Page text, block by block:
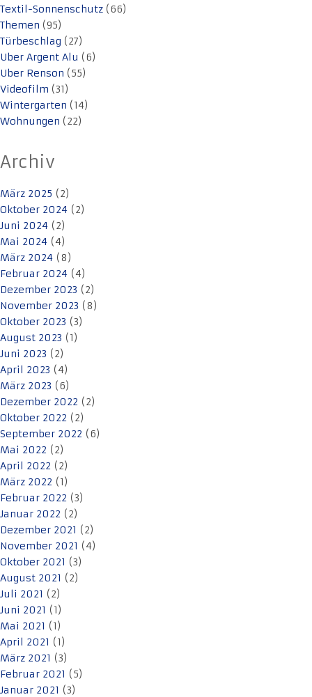
Textil-Sonnenschutz (66)
Themen (95)
Türbeschlag (27)
Uber Argent Alu (6)
Uber Renson (55)
Videofilm (31)
Wintergarten (14)
Wohnungen (22)
Archiv
März 2025 (2)
Oktober 2024 (2)
Juni 2024 (2)
Mai 2024 (4)
März 2024 (8)
Februar 2024 (4)
Dezember 2023 (2)
November 2023 (8)
Oktober 2023 (3)
August 2023 (1)
Juni 2023 (2)
April 2023 (4)
März 2023 (6)
Dezember 2022 (2)
Oktober 2022 (2)
September 2022 (6)
Mai 2022 (2)
April 2022 (2)
März 2022 (1)
Februar 2022 (3)
Januar 2022 (2)
Dezember 2021 (2)
November 2021 (4)
Oktober 2021 (3)
August 2021 (2)
Juli 2021 (2)
Juni 2021 (1)
Mai 2021 (1)
April 2021 (1)
März 2021 (3)
Februar 2021 (5)
Januar 2021 (3)